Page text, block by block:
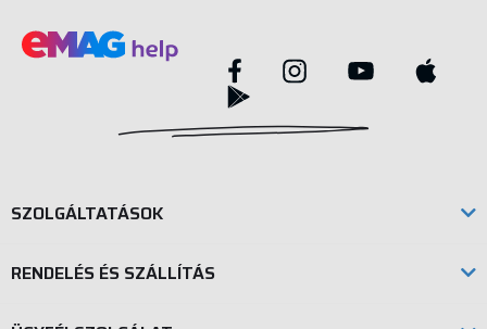
SZOLGÁLTATÁSOK
RENDELÉS ÉS SZÁLLÍTÁS